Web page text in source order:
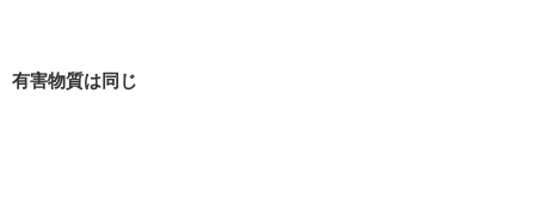
有害物質は同じ